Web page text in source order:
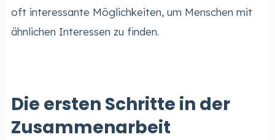
oft interessante Möglichkeiten, um Menschen mit
ähnlichen Interessen zu finden.
Die ersten Schritte in der
Zusammenarbeit